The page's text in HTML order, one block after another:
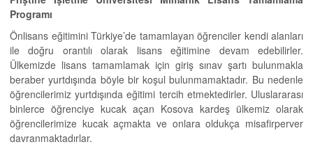
Programı
Önlisans eğitimini Türkiye’de tamamlayan öğrenciler kendi alanları
ile doğru orantılı olarak lisans eğitimine devam edebilirler.
Ülkemizde lisans tamamlamak için giriş sınav şartı bulunmakla
beraber yurtdışında böyle bir koşul bulunmamaktadır. Bu nedenle
öğrencilerimiz yurtdışında eğitimi tercih etmektedirler. Uluslararası
binlerce öğrenciye kucak açan Kosova kardeş ülkemiz olarak
öğrencilerimize kucak açmakta ve onlara oldukça misafirperver
davranmaktadırlar.